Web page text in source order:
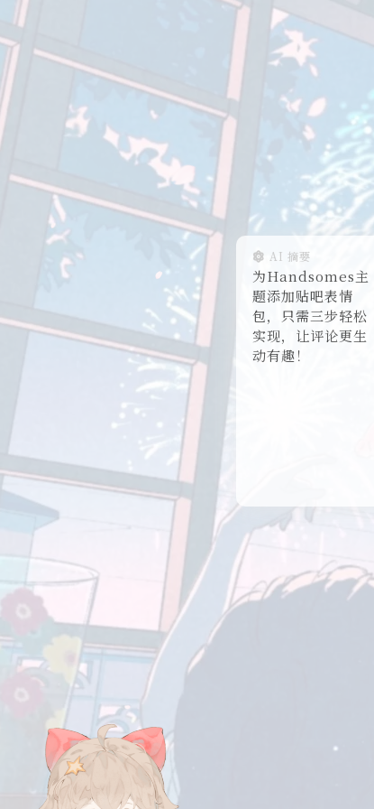
AI 摘要
为Handsomes主
题添加贴吧表情
包，只需三步轻松
实现，让评论更生
动有趣！